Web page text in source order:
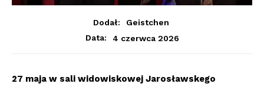
Dodał:
Geistchen
Data:
4 czerwca 2026
27 maja w sali widowiskowej Jarosławskego